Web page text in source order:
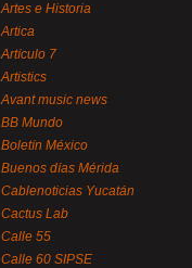
Artes e Historia
Artica
Artículo 7
Artistics
Avant music news
BB Mundo
Boletín México
Buenos días Mérida
Cablenoticias Yucatán
Cactus Lab
Calle 55
Calle 60 SIPSE